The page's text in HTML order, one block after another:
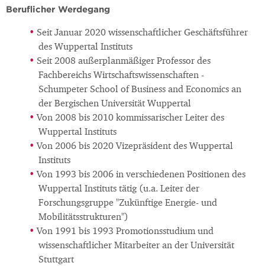
Beruflicher Werdegang
Seit Januar 2020 wissenschaftlicher Geschäftsführer
des Wuppertal Instituts
Seit 2008 außerplanmäßiger Professor des
Fachbereichs Wirtschaftswissenschaften -
Schumpeter School of Business and Economics an
der Bergischen Universität Wuppertal
Von 2008 bis 2010 kommissarischer Leiter des
Wuppertal Instituts
Von 2006 bis 2020 Vizepräsident des Wuppertal
Instituts
Von 1993 bis 2006 in verschiedenen Positionen des
Wuppertal Instituts tätig (u.a. Leiter der
Forschungsgruppe "Zukünftige Energie- und
Mobilitätsstrukturen")
Von 1991 bis 1993 Promotionsstudium und
wissenschaftlicher Mitarbeiter an der Universität
Stuttgart